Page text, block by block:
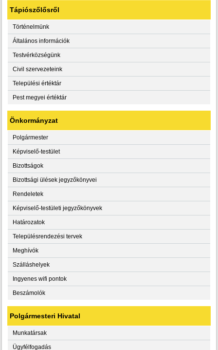
Tápiószőlősről
Történelmünk
Általános információk
Testvérközségünk
Civil szervezeteink
Települési értéktár
Pest megyei értéktár
Önkormányzat
Polgármester
Képviselő-testület
Bizottságok
Bizottsági ülések jegyzőkönyvei
Rendeletek
Képviselő-testületi jegyzőkönyvek
Határozatok
Településrendezési tervek
Meghívók
Szálláshelyek
Ingyenes wifi pontok
Beszámolók
Polgármesteri Hivatal
Munkatársak
Ügyfélfogadás